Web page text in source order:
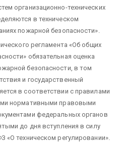
организационно-технических
в техническом
пожарной безо­пасности».
регламента «Об общих
обязательная оценка
безопасности, в том
и государственный
в соответствии с правилами
нормативными правовыми
федеральных органов
до дня вступления в силу
техническом регулировании».